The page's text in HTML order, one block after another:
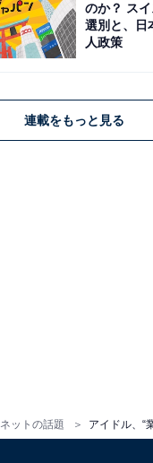
ネットの話題
のか？ ス
選別と、日
人政策
連載をもっと見る